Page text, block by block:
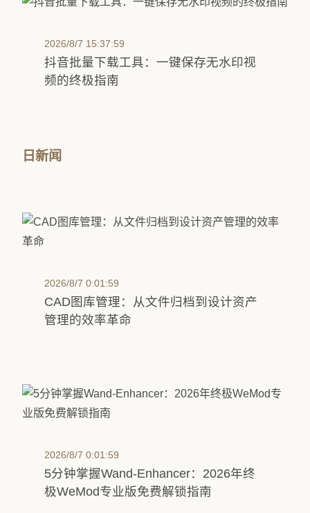
2026/8/7 15:37:59
抖音批量下载工具：一键保存无水印视
频的终极指南
日新闻
2026/8/7 0:01:59
CAD图库管理：从文件归档到设计资产
管理的效率革命
2026/8/7 0:01:59
5分钟掌握Wand-Enhancer：2026年终
极WeMod专业版免费解锁指南